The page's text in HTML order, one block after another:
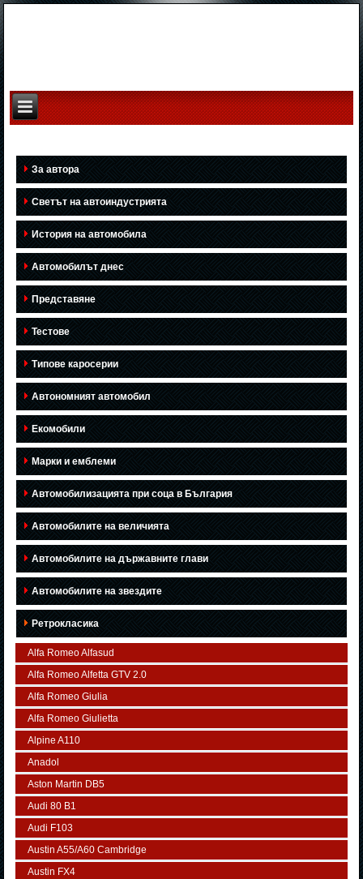
За автора
Светът на автоиндустрията
История на автомобила
Автомобилът днес
Представяне
Тестове
Типове каросерии
Автономният автомобил
Екомобили
Марки и емблеми
Автомобилизацията при соца в България
Автомобилите на величията
Автомобилите на държавните глави
Автомобилите на звездите
Ретрокласика
Alfa Romeo Alfasud
Alfa Romeo Alfetta GTV 2.0
Alfa Romeo Giulia
Alfa Romeo Giulietta
Alpine A110
Anadol
Aston Martin DB5
Audi 80 B1
Audi F103
Austin A55/A60 Cambridge
Austin FX4